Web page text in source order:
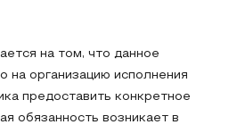
на том, что данное
на организацию исполнения
предоставить конкретное
обязанность возникает в